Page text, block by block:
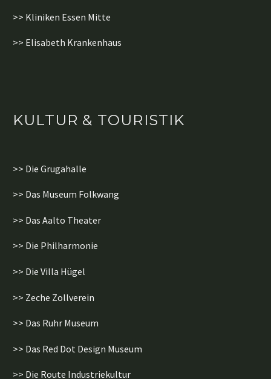
>> Kliniken Essen Mitte
>> Elisabeth Krankenhaus
KULTUR & TOURISTIK
>> Die Grugahalle
>> Das Museum Folkwang
>> Das Aalto Theater
>> Die Philharmonie
>> Die Villa Hügel
>> Zeche Zollverein
>> Das Ruhr Museum
>> Das Red Dot Design Museum
>> Die Route Industriekultur